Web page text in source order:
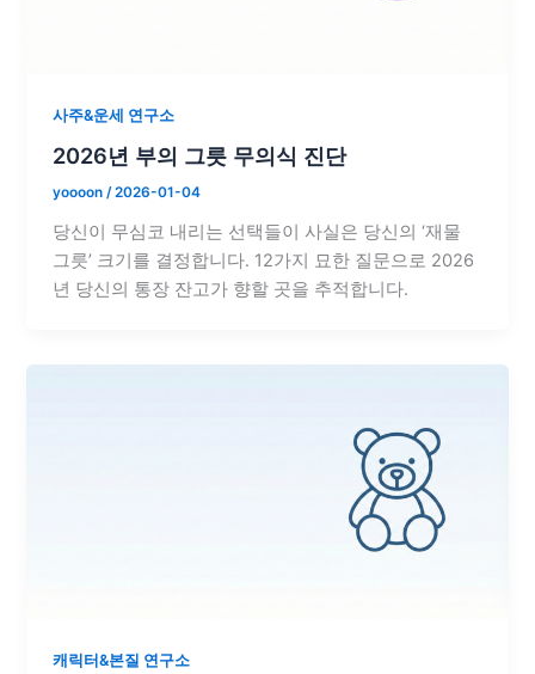
사주&운세 연구소
2026년 부의 그릇 무의식 진단
yoooon/2026-01-04
당신이 무심코 내리는 선택들이 사실은 당신의 ‘재물
그릇’ 크기를 결정합니다. 12가지 묘한 질문으로 2026
년 당신의 통장 잔고가 향할 곳을 추적합니다.
캐릭터&본질 연구소